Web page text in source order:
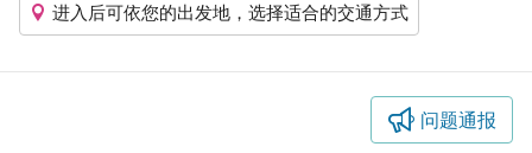
进入后可依您的出发地，选择适合的交通方式
问题通报